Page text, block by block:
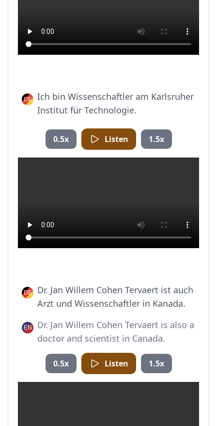
Ich bin Wissenschaftler am Karlsruher
Institut für Technologie.
0.5x Listen 1.5x
Dr. Jan Willem Cohen Tervaert ist auch
Arzt und Wissenschaftler in Kanada.
Dr. Jan Willem Cohen Tervaert is also a
doctor and scientist in Canada.
0.5x Listen 1.5x